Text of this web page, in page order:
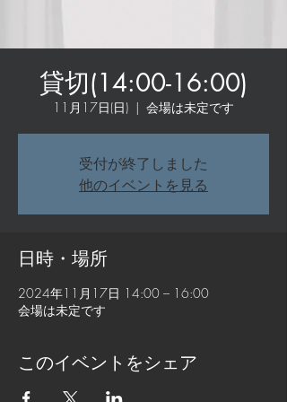
貸切(14:00-16:00)
11月17日(日)
  |
会場は未定です
受付が終了しました
他のイベントを見る
日時・場所
2024年11月17日 14:00 – 16:00
会場は未定です
このイベントをシェア